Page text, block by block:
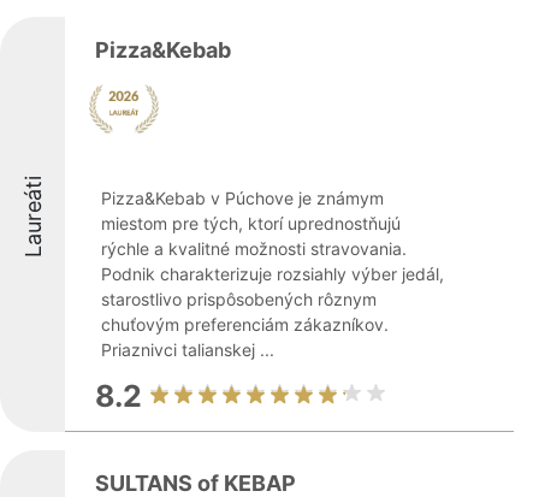
Laureáti
Pizza&Kebab
Pizza&Kebab v Púchove je známym
miestom pre tých, ktorí uprednostňujú
rýchle a kvalitné možnosti stravovania.
Podnik charakterizuje rozsiahly výber jedál,
starostlivo prispôsobených rôznym
chuťovým preferenciám zákazníkov.
Priaznivci talianskej ...
8.2
SULTANS of KEBAP